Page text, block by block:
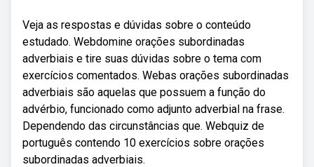
Veja as respostas e dúvidas sobre o conteúdo
estudado. Webdomine orações subordinadas
adverbiais e tire suas dúvidas sobre o tema com
exercícios comentados. Webas orações subordinadas
adverbiais são aquelas que possuem a função do
advérbio, funcionado como adjunto adverbial na frase.
Dependendo das circunstâncias que. Webquiz de
português contendo 10 exercícios sobre orações
subordinadas adverbiais.